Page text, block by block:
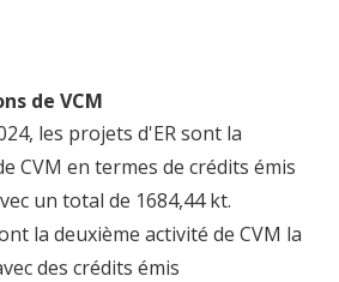
de VCM
les projets d'ER sont la
CVM en termes de crédits émis
un total de 1684,44 kt.
la deuxième activité de CVM la
des crédits émis